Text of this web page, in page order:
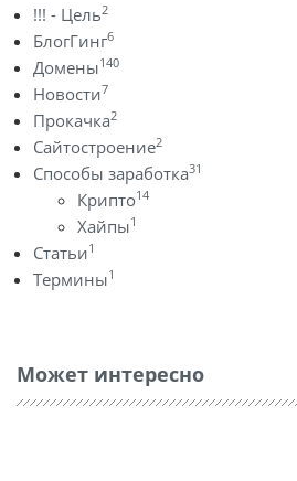
!!! - Цель2
БлогГинг6
Домены140
Новости7
Прокачка2
Сайтостроение2
Способы заработка31
Крипто14
Хайпы1
Статьи1
Термины1
Может интересно